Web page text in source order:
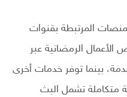
المرتبطة بقنوات
الأعمال الرمضانية عبر
بينما توفر خدمات أخرى
متكاملة تشمل البث